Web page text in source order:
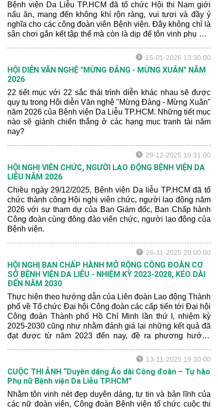
Bệnh viện Da Liễu TP.HCM đã tổ chức Hội thi Nam giới
nấu ăn, mang đến không khí rộn ràng, vui tươi và đầy ý
nghĩa cho các công đoàn viên Bệnh viện. Đây không chỉ là
sân chơi gắn kết tập thể mà còn là dịp để tôn vinh phụ nữ,
15-01-2026 13:30:00
HỘI DIỄN VĂN NGHỆ "MỪNG ĐẢNG - MỪNG XUÂN" NĂM
2026
22 tiết mục với 22 sắc thái trình diễn khác nhau sẽ được
quy tụ trong Hội diễn Văn nghệ "Mừng Đảng - Mừng Xuân"
năm 2026 của Bệnh viện Da Liễu TP.HCM. Những tiết mục
nào sẽ giành chiến thắng ở các hạng mục tranh tài năm
nay?
29-12-2025 19:31:00
HỘI NGHỊ VIÊN CHỨC, NGƯỜI LAO ĐỘNG BỆNH VIỆN DA
LIỄU NĂM 2026
Chiều ngày 29/12/2025, Bệnh viện Da liễu TP.HCM đã tổ
chức thành công Hội nghị viên chức, người lao động năm
2026 với sự tham dự của Ban Giám đốc, Ban Chấp hành
Công đoàn cùng đông đảo viên chức, người lao động của
Bệnh viện.
26-11-2025 20:00:00
HỘI NGHỊ BAN CHẤP HÀNH MỞ RỘNG CÔNG ĐOÀN CƠ
SỞ BỆNH VIỆN DA LIỄU - NHIỆM KỲ 2023-2028, KÉO DÀI
ĐẾN NĂM 2030
Thực hiện theo hướng dẫn của Liên đoàn Lao động Thành
phố về Tổ chức Đại hội Công đoàn các cấp tiến tới Đại hội
Công đoàn Thành phố Hồ Chí Minh lần thứ I, nhiệm kỳ
2025-2030 cũng như nhằm đánh giá lại những kết quả đã
đạt được từ năm 2023 đến nay, đề ra phương hướng
chiều ngày 24/11/2025, Công đoàn Cơ sở (CĐCS) Bệnh
viện Da Liễu TPHCM đã tổ chức Hội nghị Ban Chấp hành
mở rộng, nhiệm kỳ 2023 - 2028, kéo dài đến năm 2030.
13-11-2025 19:30:00
CUỘC THI ẢNH “Duyên dáng Áo dài Công đoàn – Tự hào
Phụ nữ Bệnh viện Da Liễu TP.HCM”
Nhằm tôn vinh nét đẹp duyên dáng, tự tin và bản lĩnh của
các nữ đoàn viên, Công đoàn Bệnh viện tổ chức cuộc thi